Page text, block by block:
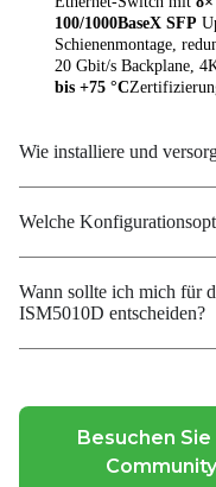
1,5 Mbit/s
Verarbeitungsart
Speichern und
18-60 VDC,
IEC(EN)61000-4-2,
3 IEC(EN)61000-4-
Class 4
100/1000BaseX SFP
Schienenmontage,
20 Gbit/s Backplane,
bis +75 °C
Wie installiere und
Welche
Wann sollte ich mich für
ISM5010D entscheiden?
Besuchen Sie
Community